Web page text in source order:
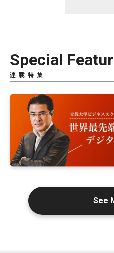
Special
連載特集
See